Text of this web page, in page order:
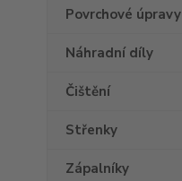
Povrchové úpravy
Náhradní díly
Čištění
Střenky
Zápalníky